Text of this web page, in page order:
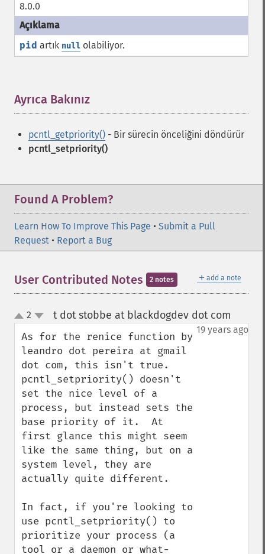
8.0.0
pid artık null olabiliyor.
Ayrıca Bakınız
pcntl_getpriority() - Bir sürecin önceliğini döndürür
pcntl_setpriority()
Found A Problem?
Learn How To Improve This Page • Submit a Pull
Request • Report a Bug
＋ add a note
User Contributed Notes 2 notes
up
down
2 t dot stobbe at blackdogdev dot com
19 years ago
As for the renice function by
leandro dot pereira at gmail
dot com, this isn't true.
pcntl_setpriority() doesn't
set the nice level of a
process, but instead sets the
base priority of it.  At
first glance this might seem
like the same thing, but on a
system level, they are
actually quite different.
In fact, if you're looking to
use pcntl_setpriority() to
prioritize your process (a
tool or a daemon or what-